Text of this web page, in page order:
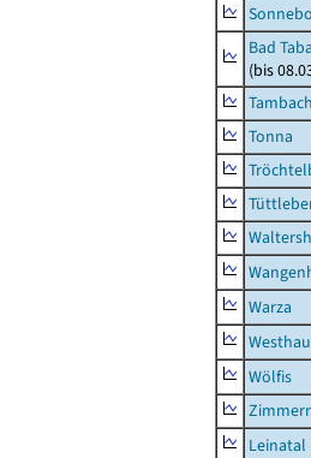
Bad
(bis
Tonna
Warza
Wölfis
Leinatal